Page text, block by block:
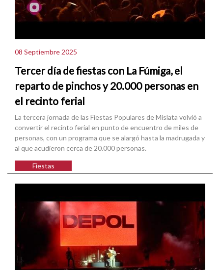
08 Septiembre 2025
Tercer día de fiestas con La Fúmiga, el
reparto de pinchos y 20.000 personas en
el recinto ferial
La tercera jornada de las Fiestas Populares de Mislata volvió a
convertir el recinto ferial en punto de encuentro de miles de
personas, con un programa que se alargó hasta la madrugada y
al que acudieron cerca de 20.000 personas.
Fiestas